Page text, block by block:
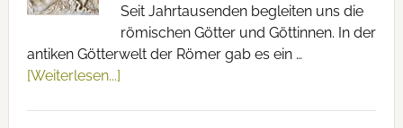
Seit Jahrtausenden begleiten uns die
römischen Götter und Göttinnen. In der
antiken Götterwelt der Römer gab es ein …
[Weiterlesen...]